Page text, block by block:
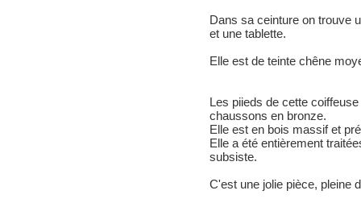
Dans sa ceinture on trouve
et une tablette.
Elle est de teinte chêne
Les piieds de cette
chaussons en bronze.
Elle est en bois massif et
Elle a été entièrement
subsiste.
C'est une jolie pièce, pleine